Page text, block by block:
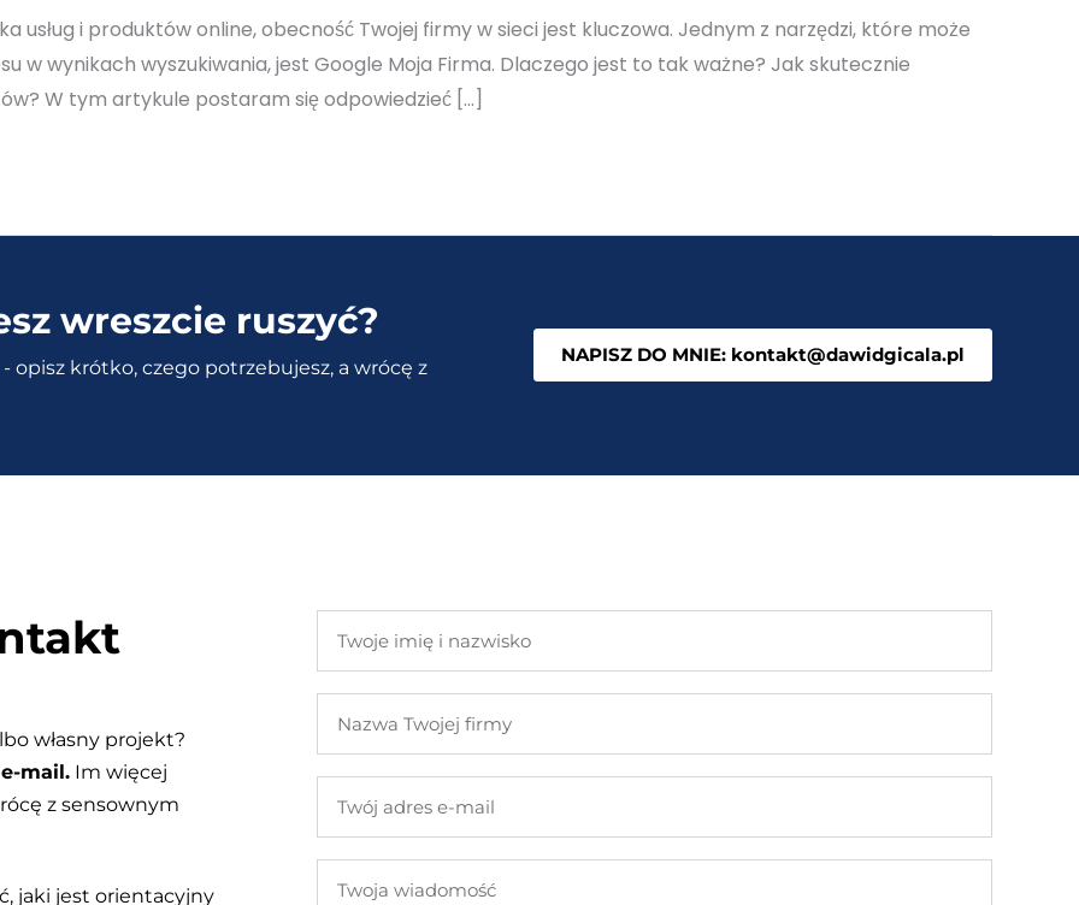
usług i produktów online, obecność Twojej firmy w sieci jest kluczowa. Jednym z narzędzi, które może
w wynikach wyszukiwania, jest Google Moja Firma. Dlaczego jest to tak ważne? Jak skutecznie
W tym artykule postaram się odpowiedzieć […]
wreszcie ruszyć?
opisz krótko, czego potrzebujesz, a wrócę z
NAPISZ DO MNIE: kontakt@dawidgicala.pl
własny projekt?
mail. Im więcej
z sensownym
jaki jest orientacyjny
imię
nazwisko
Twojej
adres
mail